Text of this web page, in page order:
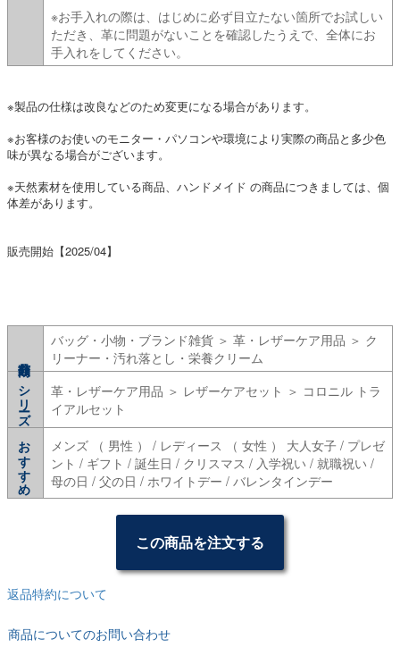
※お手入れの際は、はじめに必ず目立たない箇所でお試しい
ただき、革に問題がないことを確認したうえで、全体にお
手入れをしてください。
※製品の仕様は改良などのため変更になる場合があります。
※お客様のお使いのモニター・パソコンや環境により実際の商品と多少色
味が異なる場合がございます。
※天然素材を使用している商品、ハンドメイド の商品につきましては、個
体差があります。
販売開始【2025/04】
バッグ・小物・ブランド雑貨 ＞ 革・レザーケア用品 ＞ ク
リーナー・汚れ落とし・栄養クリーム
シリーズ
革・レザーケア用品 ＞ レザーケアセット ＞ コロニル トラ
イアルセット
おすすめ
メンズ （ 男性 ） / レディース （ 女性 ） 大人女子 / プレゼ
ント / ギフト / 誕生日 / クリスマス / 入学祝い / 就職祝い /
母の日 / 父の日 / ホワイトデー / バレンタインデー
この商品を注文する
返品特約について
商品についてのお問い合わせ